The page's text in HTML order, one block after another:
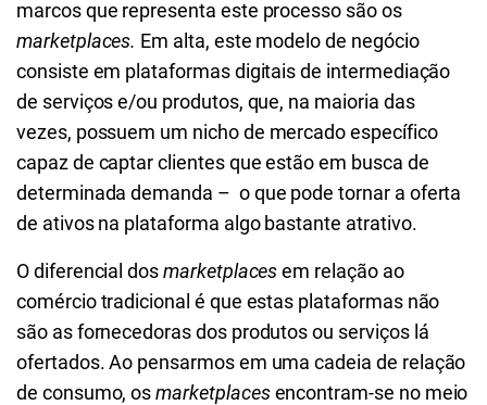
marcos que representa este processo são os
marketplaces. Em alta, este modelo de negócio
consiste em plataformas digitais de intermediação
de serviços e/ou produtos, que, na maioria das
vezes, possuem um nicho de mercado específico
capaz de captar clientes que estão em busca de
determinada demanda – o que pode tornar a oferta
de ativos na plataforma algo bastante atrativo.
O diferencial dosmarketplacesem relação ao
comércio tradicional é que estas plataformas não
são as fornecedoras dos produtos ou serviços lá
ofertados. Ao pensarmos em uma cadeia de relação
de consumo, osmarketplacesencontram-se no meio